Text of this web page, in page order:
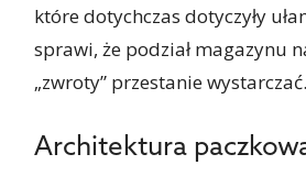
które dotychczas dotyczyły
sprawi, że podział magazynu
„zwroty” przestanie wystarczać.
Architektura